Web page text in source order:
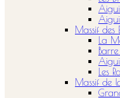
Massif des
La
Les
Massif de